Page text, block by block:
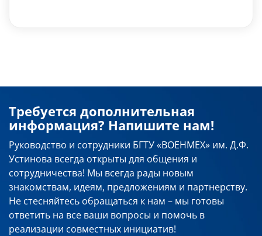
Требуется дополнительная
информация? Напишите нам!
Руководство и сотрудники БГТУ «ВОЕНМЕХ» им. Д.Ф.
Устинова всегда открыты для общения и
сотрудничества! Мы всегда рады новым
знакомствам, идеям, предложениям и партнерству.
Не стесняйтесь обращаться к нам – мы готовы
ответить на все ваши вопросы и помочь в
реализации совместных инициатив!